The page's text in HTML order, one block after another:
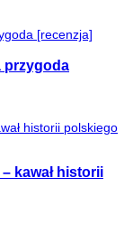
przygoda
kawał historii